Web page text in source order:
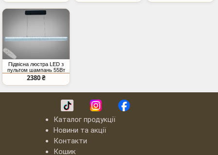
Підвісна люстра LED з
пультом шампань 55Вт
10м²
2380 ₴
Каталог продукції
Новини та акції
Контакти
Кошик